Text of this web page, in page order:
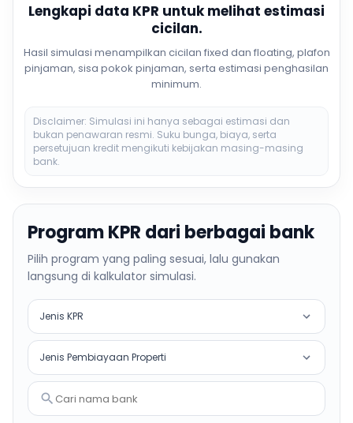
Lengkapi data KPR untuk melihat estimasi
cicilan.
Hasil simulasi menampilkan cicilan fixed dan floating, plafon
pinjaman, sisa pokok pinjaman, serta estimasi penghasilan
minimum.
Disclaimer: Simulasi ini hanya sebagai estimasi dan
bukan penawaran resmi. Suku bunga, biaya, serta
persetujuan kredit mengikuti kebijakan masing-masing
bank.
Program KPR dari berbagai bank
Pilih program yang paling sesuai, lalu gunakan
langsung di kalkulator simulasi.
Jenis KPR
Jenis Pembiayaan Properti
Cari nama bank